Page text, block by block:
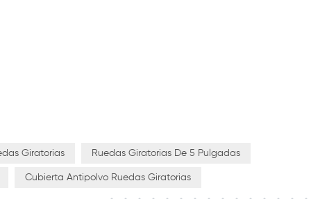
Giratorias Ruedas Giratorias De 5 Pulgadas
Cubierta Antipolvo Ruedas Giratorias